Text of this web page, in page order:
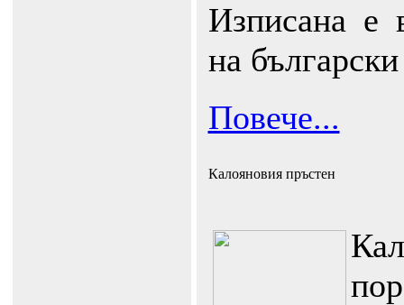
Изписана е
на
Повече...
Калояновия пръстен